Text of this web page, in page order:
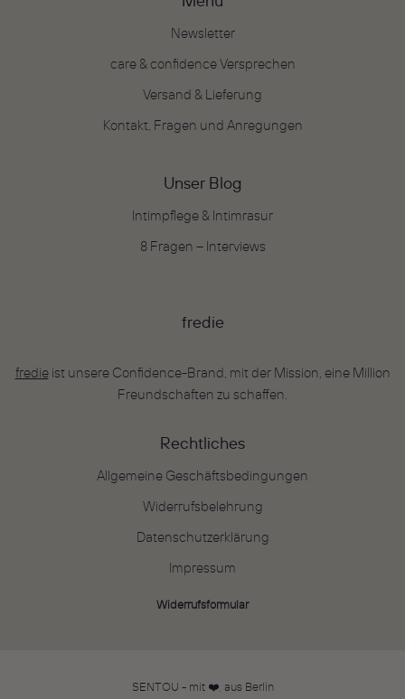
Newsletter
care & confidence Versprechen
Versand & Lieferung
Kontakt, Fragen und Anregungen
Unser Blog
Intimpflege & Intimrasur
8 Fragen – Interviews
fredie
fredieist unsere Confidence-Brand, mit der Mission, eine Million
Freundschaften zu schaffen.
Rechtliches
Allgemeine Geschäftsbedingungen
Widerrufsbelehrung
Datenschutzerklärung
Impressum
Widerrufsformular
SENTOU - mit ❤️, aus Berlin